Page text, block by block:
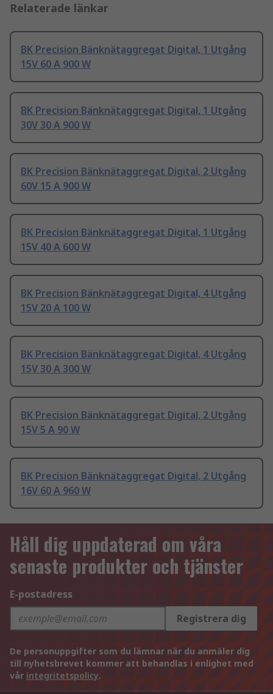
Relaterade länkar
BK Precision Bänknätaggregat Digital, 1 Utgång
15V 60 A 900 W
BK Precision Bänknätaggregat Digital, 1 Utgång
30V 30 A 900 W
BK Precision Bänknätaggregat Digital, 2 Utgång
60V 15 A 900 W
BK Precision Bänknätaggregat Digital, 1 Utgång
15V 40 A 600 W
BK Precision Bänknätaggregat Digital, 4 Utgång
15V 20 A 100 W
BK Precision Bänknätaggregat Digital, 4 Utgång
15V 30 A 300 W
BK Precision Bänknätaggregat Digital, 2 Utgång
15V 5 A 90 W
BK Precision Bänknätaggregat Digital, 2 Utgång
16V 60 A 960 W
Håll dig uppdaterad om våra
senaste produkter och tjänster
E-postadress
Registrera dig
De personuppgifter som du lämnar när du anmäler dig
till nyhetsbrevet kommer att behandlas i enlighet med
vår integritetspolicy.